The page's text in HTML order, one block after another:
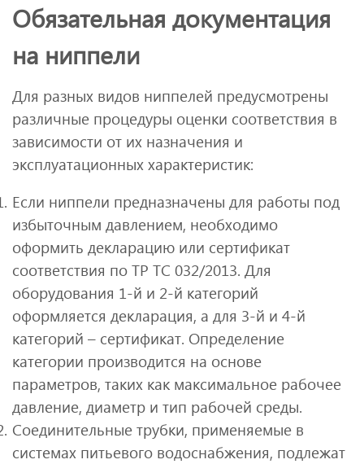
Обязательная документация
на ниппели
Для разных видов ниппелей предусмотрены
различные процедуры оценки соответствия в
зависимости от их назначения и
эксплуатационных характеристик:
Если ниппели предназначены для работы под
избыточным давлением, необходимо
оформить декларацию или сертификат
соответствия по ТР ТС 032/2013. Для
оборудования 1-й и 2-й категорий
оформляется декларация, а для 3-й и 4-й
категорий – сертификат. Определение
категории производится на основе
параметров, таких как максимальное рабочее
давление, диаметр и тип рабочей среды.
Соединительные трубки, применяемые в
системах питьевого водоснабжения, подлежат